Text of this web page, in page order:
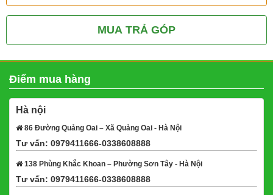
MUA TRẢ GÓP
Điểm mua hàng
Hà nội
86 Đường Quảng Oai – Xã Quảng Oai - Hà Nội
Tư vấn: 0979411666-0338608888
138 Phùng Khắc Khoan – Phường Sơn Tây - Hà Nội
Tư vấn: 0979411666-0338608888